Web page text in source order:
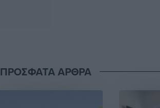
ΠΡΟΣΦΑΤΑ ΑΡΘΡΑ